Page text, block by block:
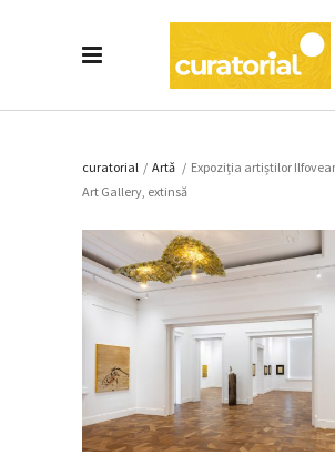
curatorial / Artǎ / Expoziția artiștilor
Art Gallery, extinsă